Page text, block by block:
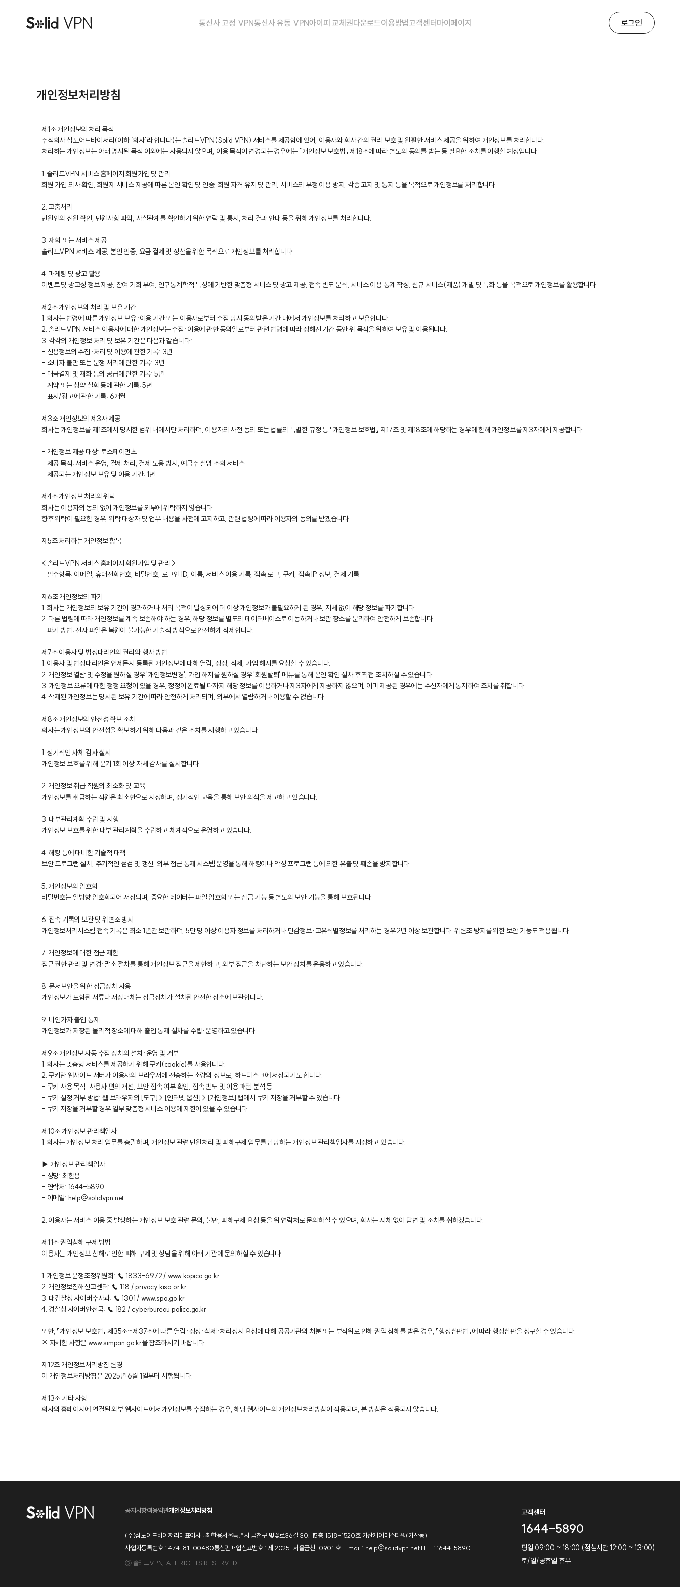
통신사 고정 VPN통신사 유동 VPN아이피 교체권다운로드이용방법고객센터마이페이지 로그인
개인정보처리방침
제1조 개인정보의 처리 목적
주식회사 삼도어드바이저리(이하 ‘회사’라 합니다)는 솔리드VPN(Solid VPN) 서비스를 제공함에 있어, 이용자와 회사 간의 권리 보호 및 원활한 서비스 제공을 위하여 개인정보를 처리합니다.
처리하는 개인정보는 아래 명시된 목적 이외에는 사용되지 않으며, 이용 목적이 변경되는 경우에는 「개인정보 보호법」 제18조에 따라 별도의 동의를 받는 등 필요한 조치를 이행할 예정입니다.
1. 솔리드VPN 서비스 홈페이지 회원가입 및 관리
회원 가입 의사 확인, 회원제 서비스 제공에 따른 본인 확인 및 인증, 회원 자격 유지 및 관리, 서비스의 부정 이용 방지, 각종 고지 및 통지 등을 목적으로 개인정보를 처리합니다.
2. 고충처리
민원인의 신원 확인, 민원사항 파악, 사실관계를 확인하기 위한 연락 및 통지, 처리 결과 안내 등을 위해 개인정보를 처리합니다.
3. 재화 또는 서비스 제공
솔리드VPN 서비스 제공, 본인 인증, 요금 결제 및 정산을 위한 목적으로 개인정보를 처리합니다.
4. 마케팅 및 광고 활용
이벤트 및 광고성 정보 제공, 참여 기회 부여, 인구통계학적 특성에 기반한 맞춤형 서비스 및 광고 제공, 접속 빈도 분석, 서비스 이용 통계 작성, 신규 서비스(제품) 개발 및 특화 등을 목적으로 개인정보를 활용합니다.
제2조 개인정보의 처리 및 보유 기간
1. 회사는 법령에 따른 개인정보 보유·이용 기간 또는 이용자로부터 수집 당시 동의받은 기간 내에서 개인정보를 처리하고 보유합니다.
2. 솔리드VPN 서비스 이용자에 대한 개인정보는 수집·이용에 관한 동의일로부터 관련 법령에 따라 정해진 기간 동안 위 목적을 위하여 보유 및 이용됩니다.
3. 각각의 개인정보 처리 및 보유 기간은 다음과 같습니다:
- 신용정보의 수집·처리 및 이용에 관한 기록: 3년
- 소비자 불만 또는 분쟁 처리에 관한 기록: 3년
- 대금결제 및 재화 등의 공급에 관한 기록: 5년
- 계약 또는 청약 철회 등에 관한 기록: 5년
- 표시/광고에 관한 기록: 6개월
제3조 개인정보의 제3자 제공
회사는 개인정보를 제1조에서 명시한 범위 내에서만 처리하며, 이용자의 사전 동의 또는 법률의 특별한 규정 등 「개인정보 보호법」 제17조 및 제18조에 해당하는 경우에 한해 개인정보를 제3자에게 제공합니다.
- 개인정보 제공 대상: 토스페이먼츠
- 제공 목적: 서비스 운영, 결제 처리, 결제 도용 방지, 예금주 실명 조회 서비스
- 제공되는 개인정보 보유 및 이용 기간: 1년
제4조 개인정보 처리의 위탁
회사는 이용자의 동의 없이 개인정보를 외부에 위탁하지 않습니다.
향후 위탁이 필요한 경우, 위탁 대상자 및 업무 내용을 사전에 고지하고, 관련 법령에 따라 이용자의 동의를 받겠습니다.
제5조 처리하는 개인정보 항목
< 솔리드VPN 서비스 홈페이지 회원가입 및 관리 >
- 필수항목: 이메일, 휴대전화번호, 비밀번호, 로그인 ID, 이름, 서비스 이용 기록, 접속 로그, 쿠키, 접속 IP 정보, 결제 기록
제6조 개인정보의 파기
1. 회사는 개인정보의 보유 기간이 경과하거나 처리 목적이 달성되어 더 이상 개인정보가 불필요하게 된 경우, 지체 없이 해당 정보를 파기합니다.
2. 다른 법령에 따라 개인정보를 계속 보존해야 하는 경우, 해당 정보를 별도의 데이터베이스로 이동하거나 보관 장소를 분리하여 안전하게 보존합니다.
- 파기 방법: 전자 파일은 복원이 불가능한 기술적 방식으로 안전하게 삭제합니다.
제7조 이용자 및 법정대리인의 권리와 행사 방법
1. 이용자 및 법정대리인은 언제든지 등록된 개인정보에 대해 열람, 정정, 삭제, 가입 해지를 요청할 수 있습니다.
2. 개인정보 열람 및 수정을 원하실 경우 '개인정보변경', 가입 해지를 원하실 경우 '회원탈퇴' 메뉴를 통해 본인 확인 절차 후 직접 조치하실 수 있습니다.
3. 개인정보 오류에 대한 정정 요청이 있을 경우, 정정이 완료될 때까지 해당 정보를 이용하거나 제3자에게 제공하지 않으며, 이미 제공된 경우에는 수신자에게 통지하여 조치를 취합니다.
4. 삭제된 개인정보는 명시된 보유 기간에 따라 안전하게 처리되며, 외부에서 열람하거나 이용할 수 없습니다.
제8조 개인정보의 안전성 확보 조치
회사는 개인정보의 안전성을 확보하기 위해 다음과 같은 조치를 시행하고 있습니다.
1. 정기적인 자체 감사 실시
개인정보 보호를 위해 분기 1회 이상 자체 감사를 실시합니다.
2. 개인정보 취급 직원의 최소화 및 교육
개인정보를 취급하는 직원은 최소한으로 지정하며, 정기적인 교육을 통해 보안 의식을 제고하고 있습니다.
3. 내부관리계획 수립 및 시행
개인정보 보호를 위한 내부 관리계획을 수립하고 체계적으로 운영하고 있습니다.
4. 해킹 등에 대비한 기술적 대책
보안 프로그램 설치, 주기적인 점검 및 갱신, 외부 접근 통제 시스템 운영을 통해 해킹이나 악성 프로그램 등에 의한 유출 및 훼손을 방지합니다.
5. 개인정보의 암호화
비밀번호는 일방향 암호화되어 저장되며, 중요한 데이터는 파일 암호화 또는 잠금 기능 등 별도의 보안 기능을 통해 보호됩니다.
6. 접속 기록의 보관 및 위변조 방지
개인정보처리시스템 접속 기록은 최소 1년간 보관하며, 5만 명 이상 이용자 정보를 처리하거나 민감정보·고유식별정보를 처리하는 경우 2년 이상 보관합니다. 위변조 방지를 위한 보안 기능도 적용됩니다.
7. 개인정보에 대한 접근 제한
접근 권한 관리 및 변경·말소 절차를 통해 개인정보 접근을 제한하고, 외부 접근을 차단하는 보안 장치를 운용하고 있습니다.
8. 문서보안을 위한 잠금장치 사용
개인정보가 포함된 서류나 저장매체는 잠금장치가 설치된 안전한 장소에 보관합니다.
9. 비인가자 출입 통제
개인정보가 저장된 물리적 장소에 대해 출입 통제 절차를 수립·운영하고 있습니다.
제9조 개인정보 자동 수집 장치의 설치·운영 및 거부
1. 회사는 맞춤형 서비스를 제공하기 위해 쿠키(cookie)를 사용합니다.
2. 쿠키란 웹사이트 서버가 이용자의 브라우저에 전송하는 소량의 정보로, 하드디스크에 저장되기도 합니다.
- 쿠키 사용 목적: 사용자 편의 개선, 보안 접속 여부 확인, 접속 빈도 및 이용 패턴 분석 등
- 쿠키 설정 거부 방법: 웹 브라우저의 [도구] > [인터넷 옵션] > [개인정보] 탭에서 쿠키 저장을 거부할 수 있습니다.
- 쿠키 저장을 거부할 경우 일부 맞춤형 서비스 이용에 제한이 있을 수 있습니다.
제10조 개인정보 관리책임자
1. 회사는 개인정보 처리 업무를 총괄하며, 개인정보 관련 민원처리 및 피해구제 업무를 담당하는 개인정보 관리책임자를 지정하고 있습니다.
▶ 개인정보 관리책임자
- 성명: 최한용
- 연락처: 1644-5890
- 이메일: help@solidvpn.net
2. 이용자는 서비스 이용 중 발생하는 개인정보 보호 관련 문의, 불만, 피해구제 요청 등을 위 연락처로 문의하실 수 있으며, 회사는 지체 없이 답변 및 조치를 취하겠습니다.
제11조 권익침해 구제 방법
이용자는 개인정보 침해로 인한 피해 구제 및 상담을 위해 아래 기관에 문의하실 수 있습니다.
1. 개인정보 분쟁조정위원회: ☎ 1833-6972 / www.kopico.go.kr
2. 개인정보침해신고센터: ☎ 118 / privacy.kisa.or.kr
3. 대검찰청 사이버수사과: ☎ 1301 / www.spo.go.kr
4. 경찰청 사이버안전국: ☎ 182 / cyberbureau.police.go.kr
또한, 「개인정보 보호법」 제35조~제37조에 따른 열람·정정·삭제·처리정지 요청에 대해 공공기관의 처분 또는 부작위로 인해 권익 침해를 받은 경우, 「행정심판법」에 따라 행정심판을 청구할 수 있습니다.
※ 자세한 사항은 www.simpan.go.kr을 참조하시기 바랍니다.
제12조 개인정보처리방침 변경
이 개인정보처리방침은 2025년 6월 1일부터 시행됩니다.
제13조 기타 사항
회사의 홈페이지에 연결된 외부 웹사이트에서 개인정보를 수집하는 경우, 해당 웹사이트의 개인정보처리방침이 적용되며, 본 방침은 적용되지 않습니다.
공지사항이용약관개인정보처리방침
(주)삼도어드바이저리대표이사 : 최한용서울특별시 금천구 벚꽃로36길 30, 15층 1518-1520호 가산케이에스타워(가산동)
사업자등록번호 : 474-81-00480통신판매업신고번호 : 제 2025-서울금천-0901 호E-mail : help@solidvpn.netTEL : 1644-5890
ⓒ 솔리드VPN, ALL RIGHTS RESERVED.
고객센터
1644-5890
평일 09:00 ~ 18:00 (점심시간 12:00 ~ 13:00)
토/일/공휴일 휴무